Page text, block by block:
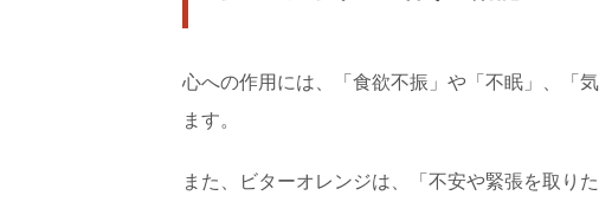
心への作用には、「食欲不振」や「不眠」、「
ます。
また、ビターオレンジは、「不安や緊張を取り